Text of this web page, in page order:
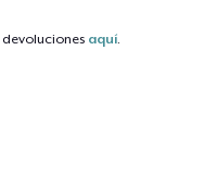
aquí.